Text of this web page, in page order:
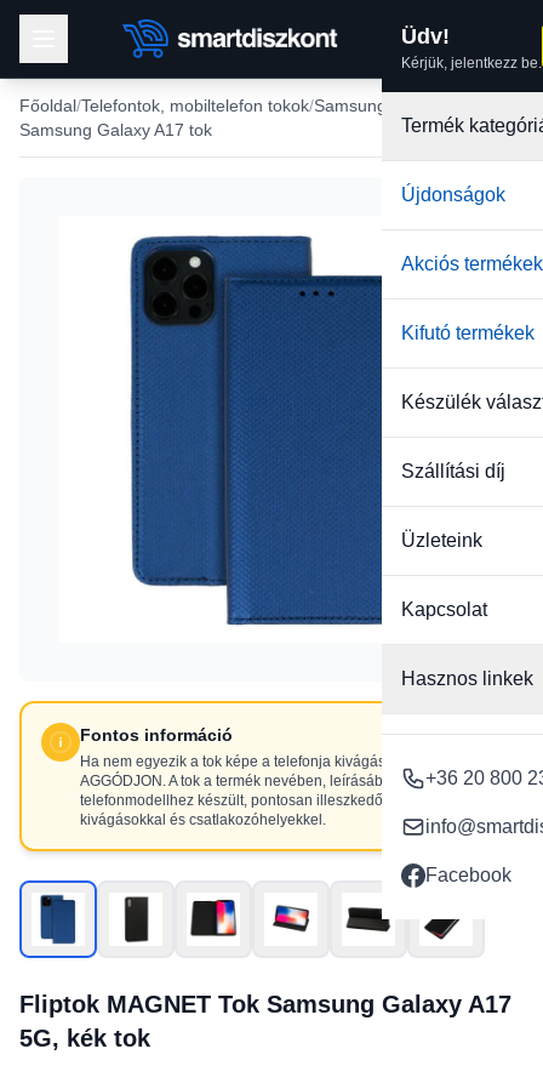
Üdv!
Kérjük, jelentkezz be.
Termék
Újdonságok
Akciós termékek
Kifutó termékek
Készülék
Szállítási díj
Üzleteink
Kapcsolat
Hasznos linkek
+36 20 800
Facebook
Főoldal Telefontok, mobiltelefon tokok Samsung tokok
Samsung Galaxy A17 tok
Fontos információ
Ha nem egyezik a tok képe a telefonja kivágásaival, NE
AGGÓDJON. A tok a termék nevében, leírásában szereplő
telefonmodellhez készült, pontosan illeszkedő
kivágásokkal és csatlakozóhelyekkel.
Fliptok MAGNET Tok Samsung Galaxy A17
5G, kék tok